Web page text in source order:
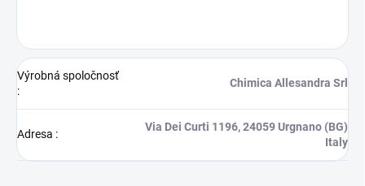
Výrobná spoločnosť
:
Chimica Allesandra Srl
Adresa :
Via Dei Curti 1196, 24059 Urgnano (BG)
Italy